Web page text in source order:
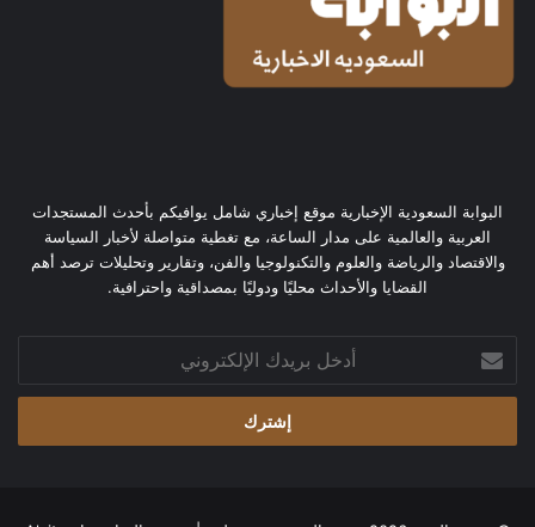
البوابة السعودية الإخبارية موقع إخباري شامل يوافيكم بأحدث المستجدات
العربية والعالمية على مدار الساعة، مع تغطية متواصلة لأخبار السياسة
والاقتصاد والرياضة والعلوم والتكنولوجيا والفن، وتقارير وتحليلات ترصد أهم
القضايا والأحداث محليًا ودوليًا بمصداقية واحترافية.
بريدك
الإلكتروني